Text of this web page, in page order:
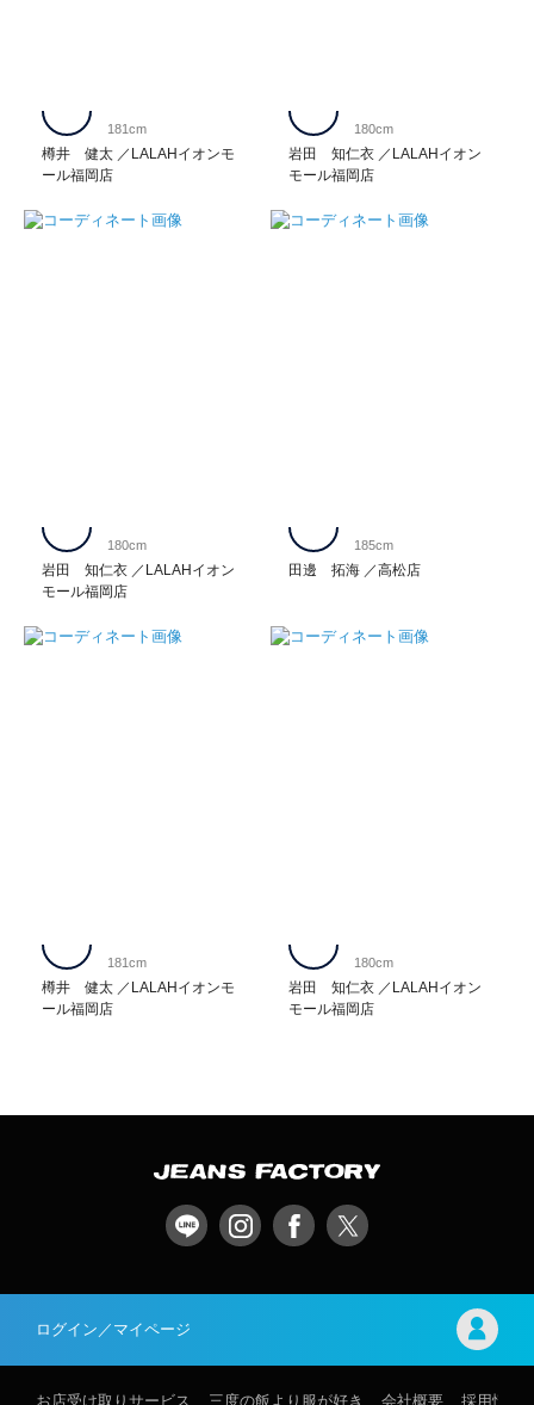
樽井 健太
LALAHイオンモ
ール福岡店
181cm
岩田 知仁衣
LALAHイオン
モール福岡店
180cm
岩田 知仁衣
LALAHイオン
モール福岡店
180cm
田邊 拓海 高松店
185cm
樽井 健太
LALAHイオンモ
ール福岡店
181cm
岩田 知仁衣
LALAHイオン
モール福岡店
180cm
ログイン／マイページ
お店受け取りサービス 三度の飯より服が好き 会社概要 採用情報